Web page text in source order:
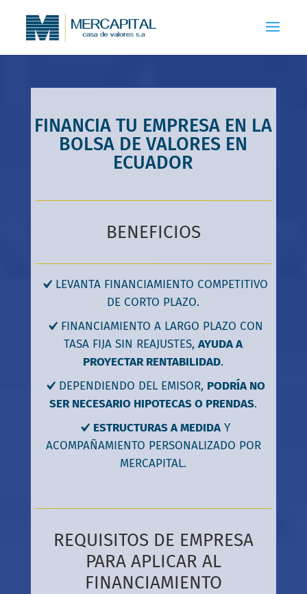
FINANCIA TU EMPRESA EN LA
BOLSA DE VALORES EN
ECUADOR
BENEFICIOS
LEVANTA FINANCIAMIENTO COMPETITIVO
DE CORTO PLAZO.
FINANCIAMIENTO A LARGO PLAZO CON
TASA FIJA SIN REAJUSTES,AYUDA A
PROYECTAR RENTABILIDAD.
DEPENDIENDO DEL EMISOR, PODRÍA NO
SER NECESARIO HIPOTECAS O PRENDAS.
ESTRUCTURAS A MEDIDA Y
ACOMPAÑAMIENTO PERSONALIZADO POR
MERCAPITAL.
REQUISITOS DE EMPRESA
PARA APLICAR AL
FINANCIAMIENTO